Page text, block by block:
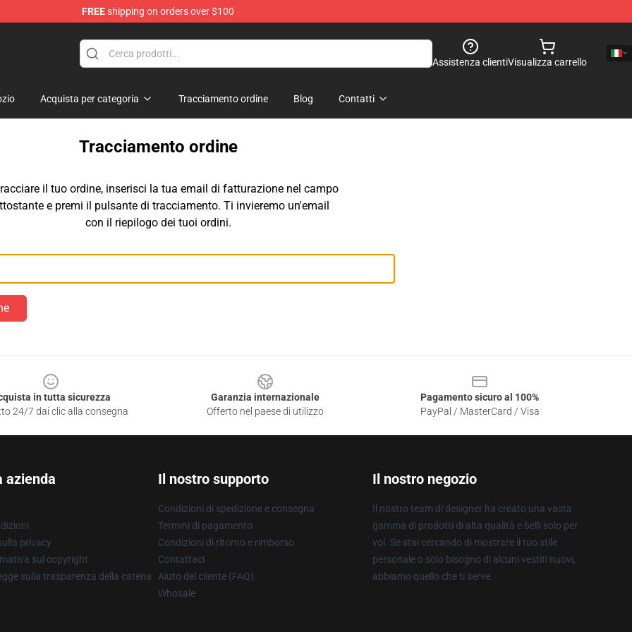
FREEshipping on orders over $100
Assistenza clientiVisualizza carrello
Acquista per categoria Tracciamento ordine Blog Contatti
Tracciamento ordine
il tuo ordine, inserisci la tua email di fatturazione nel campo
e premi il pulsante di tracciamento. Ti invieremo un'email
con il riepilogo dei tuoi ordini.
in tutta sicurezza
24/7 dai clic alla consegna
Garanzia internazionale
Offerto nel paese di utilizzo
Pagamento sicuro al 100%
PayPal / MasterCard / Visa
azienda
privacy
sul copyright
sulla trasparenza della catena
Il nostro supporto
Condizioni di spedizione e consegna
Termini di pagamento
Condizioni di ritorno e rimborso
Contattaci
Aiuto del cliente (FAQ)
Whosale
Il nostro negozio
Il nostro team di designer ha creato una vasta
gamma di prodotti di alta qualità e belli solo per
voi. Se stai cercando di mostrare il tuo stile
personale o solo bisogno di alcuni vestiti nuovi,
abbiamo quello che ti serve.